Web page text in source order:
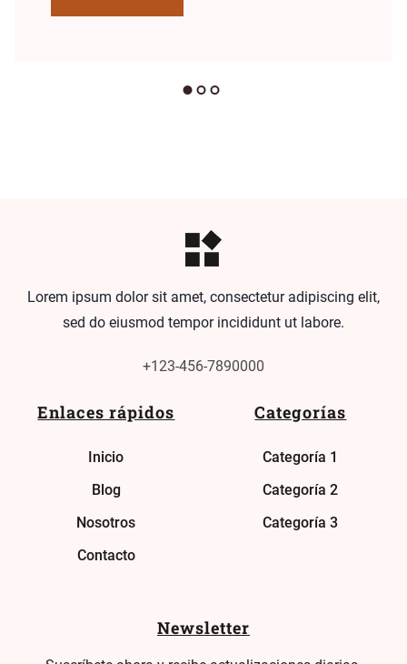
Lorem ipsum dolor sit amet, consectetur adipiscing elit,
sed do eiusmod tempor incididunt ut labore.
+123-456-7890000
Enlaces rápidos
Inicio
Blog
Nosotros
Contacto
Categorías
Categoría 1
Categoría 2
Categoría 3
Newsletter